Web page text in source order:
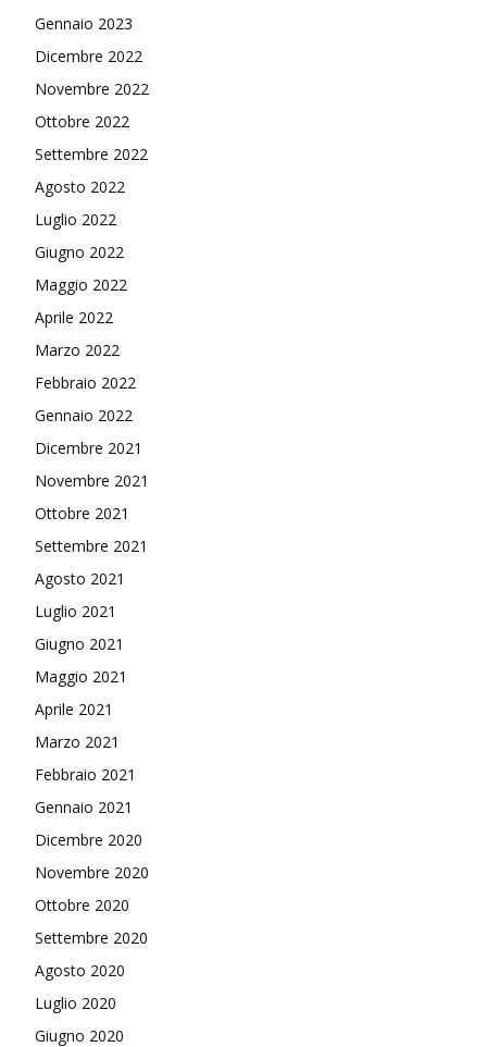
Gennaio 2023
Dicembre 2022
Novembre 2022
Ottobre 2022
Settembre 2022
Agosto 2022
Luglio 2022
Giugno 2022
Maggio 2022
Aprile 2022
Marzo 2022
Febbraio 2022
Gennaio 2022
Dicembre 2021
Novembre 2021
Ottobre 2021
Settembre 2021
Agosto 2021
Luglio 2021
Giugno 2021
Maggio 2021
Aprile 2021
Marzo 2021
Febbraio 2021
Gennaio 2021
Dicembre 2020
Novembre 2020
Ottobre 2020
Settembre 2020
Agosto 2020
Luglio 2020
Giugno 2020